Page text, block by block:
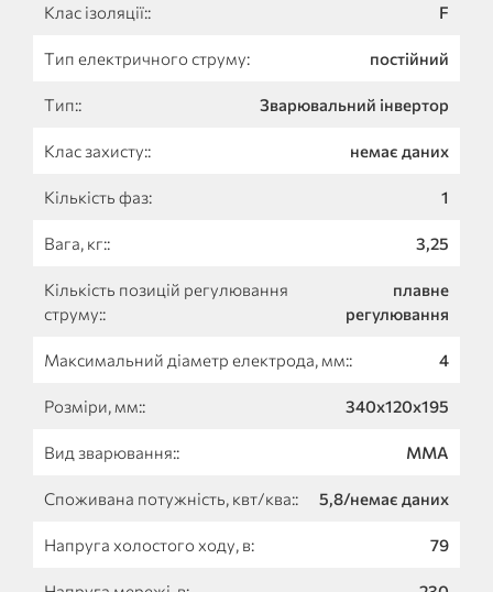
Клас ізоляції:: F
Тип електричного струму: постійний
Тип:: Зварювальний інвертор
Клас захисту:: немає даних
Кількість фаз: 1
Вага, кг:: 3,25
Кількість позицій регулювання
струму::
плавне
регулювання
Максимальний діаметр електрода, мм:: 4
Розміри, мм:: 340х120х195
Вид зварювання:: MMA
Споживана потужність, квт/ква:: 5,8/немає даних
Напруга холостого ходу, в: 79